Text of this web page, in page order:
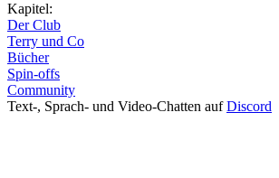
Kapitel:
Der Club
Terry und Co
Bücher
Spin-offs
Community
Text-, Sprach- und Video-Chatten aufDiscord